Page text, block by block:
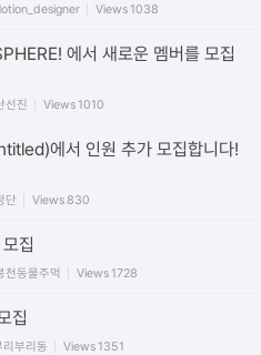
Views1038
에서 새로운 멤버를 모집
선진 Views1010
에서 인원 추가 모집합니다!
단 Views830
집
천동물주먹 Views1728
집
리부리동 Views1351